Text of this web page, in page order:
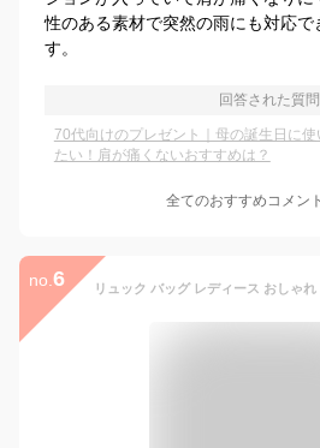
性のある素材で突然の雨にも対応で
す。
回答された質問
70代向けのプレゼント｜母の誕生日に
たい！肩が痛くないおすすめは？
全てのおすすめコメント
no. 6